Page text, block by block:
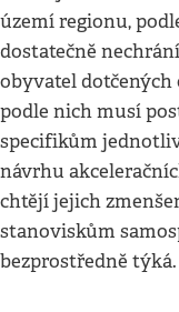
území regionu,
dostatečně
obyvatel
podle nich musí
specifikům
návrhu
chtějí jejich
stanoviskům
bezprostředně týká.